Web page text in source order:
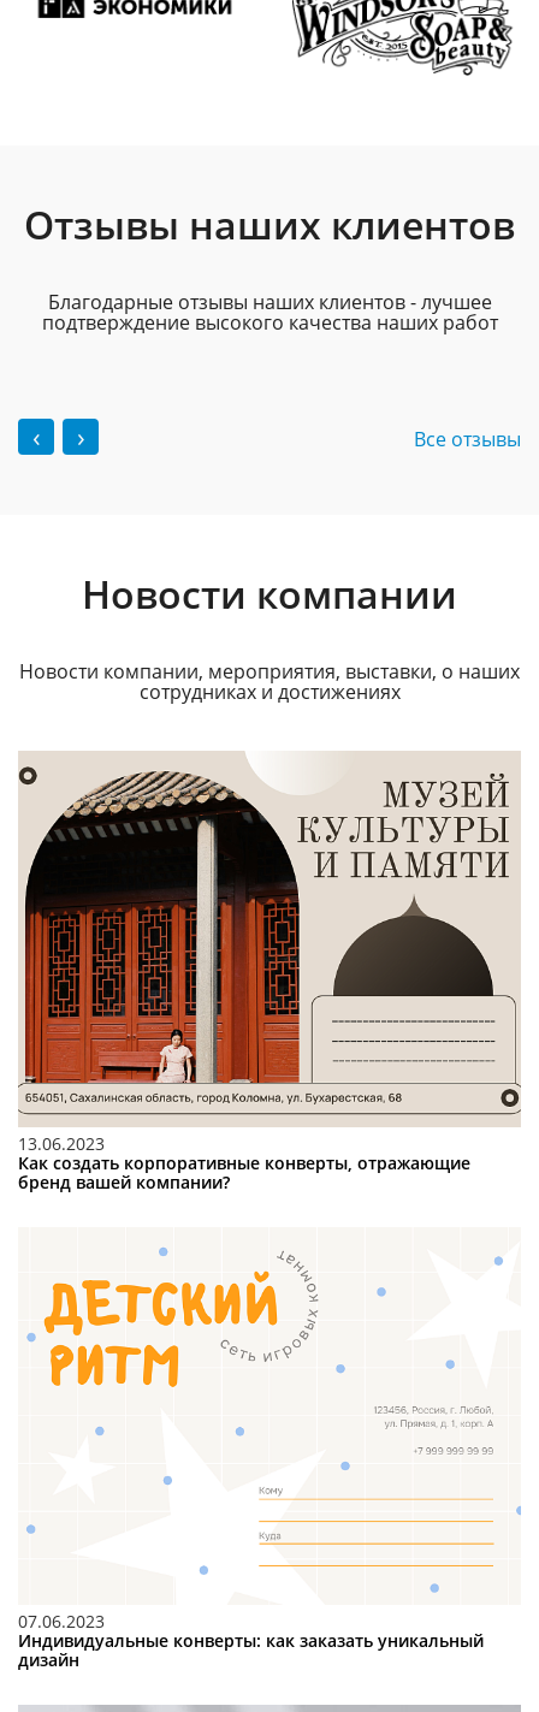
Отзывы наших клиентов
Благодарные отзывы наших клиентов - лучшее
подтверждение высокого качества наших работ
‹ › Все отзывы
Новости компании
Новости компании, мероприятия, выставки, о наших
сотрудниках и достижениях
13.06.2023
Как создать корпоративные конверты, отражающие
бренд вашей компании?
07.06.2023
Индивидуальные конверты: как заказать уникальный
дизайн